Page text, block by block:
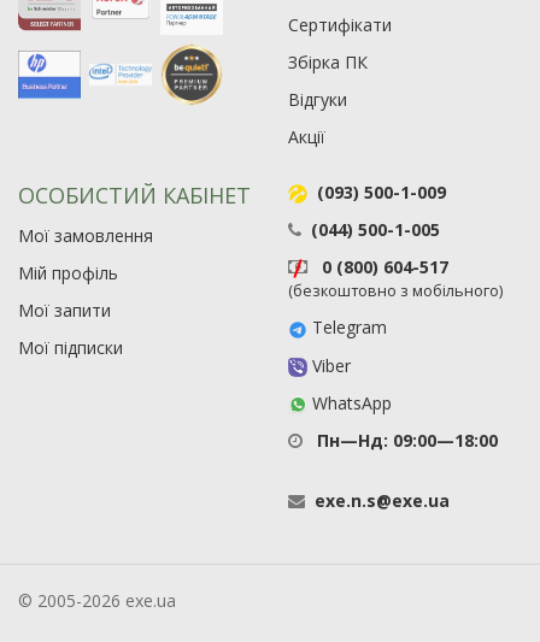
Сертифікати
Збірка ПК
Відгуки
Акції
ОСОБИСТИЙ КАБІНЕТ
Мої замовлення
Мій профіль
Мої запити
Мої підписки
(093) 500-1-009
(044) 500-1-005
0 (800) 604-517
(безкоштовно з мобільного)
Telegram
Viber
WhatsApp
Пн—Нд: 09:00—18:00
exe.n.s@exe.ua
© 2005-2026 exe.ua